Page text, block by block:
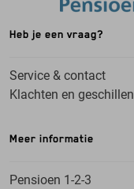
Heb je een vraag?
Service & contact
Klachten en geschillen
Meer informatie
Pensioen 1-2-3